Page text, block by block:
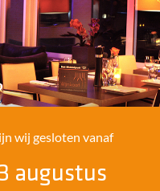
wij gesloten vanaf
augustus